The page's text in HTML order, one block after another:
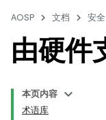
AOSP 文档 安全
由硬件
本页内容
术语库